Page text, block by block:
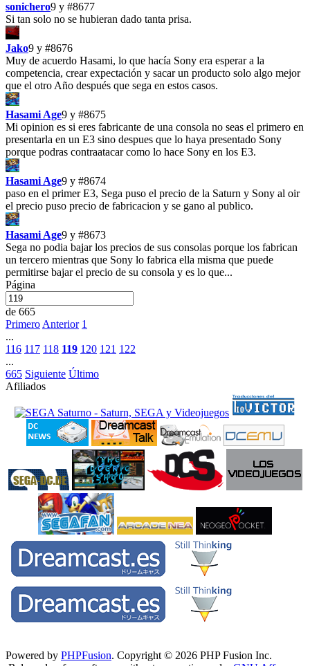
sonichero9 y #8677
Si tan solo no se hubieran dado tanta prisa.
Jako9 y #8676
Muy de acuerdo Hasami, lo que hacía Sony era esperar a la
competencia, crear expectación y sacar un producto solo algo mejor
que el otro Año después que sega en estos casos.
Hasami Age9 y #8675
Mi opinion es si eres fabricante de una consola no seas el primero en
presentarla en un E3 sino despues que lo haya presentado Sony
porque podras contraatacar como lo hace Sony en los E3.
Hasami Age9 y #8674
paso en el primer E3, Sega puso el precio de la Saturn y Sony al oir
el precio puso precio de fabricacion y se gano al publico.
Hasami Age9 y #8673
Sega no podia bajar los precios de sus consolas porque los fabrican
un tercero mientras que Sony lo fabrica ella misma que puede
permitirse bajar el precio de su consola y es lo que...
Página
de 665
Primero Anterior 1
...
116 117 118 119 120 121 122
...
665 Siguiente Último
Afiliados
Powered by PHPFusion. Copyright © 2026 PHP Fusion Inc.